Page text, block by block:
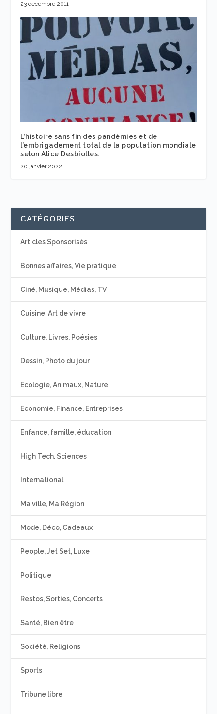
23 décembre 2011
L’histoire sans fin des pandémies et de
l’embrigadement total de la population mondiale
selon Alice Desbiolles.
20 janvier 2022
CATÉGORIES
Articles Sponsorisés
Bonnes affaires, Vie pratique
Ciné, Musique, Médias, TV
Cuisine, Art de vivre
Culture, Livres, Poésies
Dessin, Photo du jour
Ecologie, Animaux, Nature
Economie, Finance, Entreprises
Enfance, famille, éducation
High Tech, Sciences
International
Ma ville, Ma Région
Mode, Déco, Cadeaux
People, Jet Set, Luxe
Politique
Restos, Sorties, Concerts
Santé, Bien être
Société, Religions
Sports
Tribune libre